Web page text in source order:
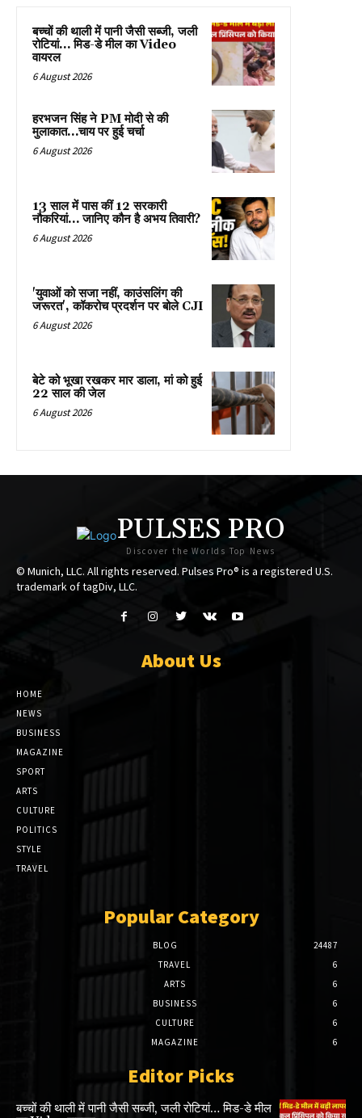
बच्चों की थाली में पानी जैसी सब्जी, जली
रोटियां… मिड-डे मील का Video
वायरल
6 August 2026
हरभजन सिंह ने PM मोदी से की
मुलाकात…चाय पर हुई चर्चा
6 August 2026
13 साल में पास कीं 12 सरकारी
नौकरियां… जान‍िए कौन है अभय तिवारी?
6 August 2026
'युवाओं को सजा नहीं, काउंसलिंग की
जरूरत', कॉकरोच प्रदर्शन पर बोले CJI
6 August 2026
बेटे को भूखा रखकर मार डाला, मां को हुई
22 साल की जेल
6 August 2026
PULSES PRO
Discover the Worlds Top News
© Munich, LLC. All rights reserved. Pulses Pro® is a registered U.S.
trademark of tagDiv, LLC.
About Us
HOME
NEWS
BUSINESS
MAGAZINE
SPORT
ARTS
CULTURE
POLITICS
STYLE
TRAVEL
Popular Category
BLOG
24487
TRAVEL
6
ARTS
6
BUSINESS
6
CULTURE
6
MAGAZINE
6
Editor Picks
बच्चों की थाली में पानी जैसी सब्जी, जली रोटियां… मिड-डे मील